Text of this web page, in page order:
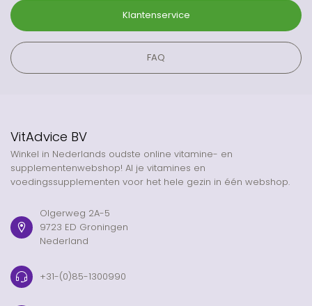
Klantenservice
FAQ
VitAdvice BV
Winkel in Nederlands oudste online vitamine- en
supplementenwebshop! Al je vitamines en
voedingssupplementen voor het hele gezin in één webshop.
Olgerweg 2A-5
9723 ED Groningen
Nederland
+31-(0)85-1300990